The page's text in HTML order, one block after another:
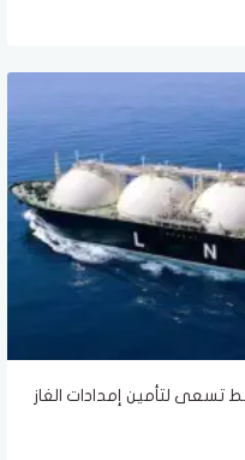
تسعى لتأمين إمدادات الغاز